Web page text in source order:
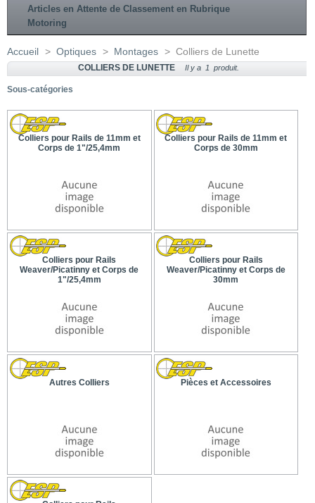
Articles en Attente de Classement en Rubrique
Motoring
Accueil > Optiques > Montages > Colliers de Lunette
COLLIERS DE LUNETTE Il y a 1 produit.
Sous-catégories
Colliers pour Rails de 11mm et
Corps de 1"/25,4mm
Colliers pour Rails de 11mm et
Corps de 30mm
Colliers pour Rails
Weaver/Picatinny et Corps de
1"/25,4mm
Colliers pour Rails
Weaver/Picatinny et Corps de
30mm
Autres Colliers Pièces et Accessoires